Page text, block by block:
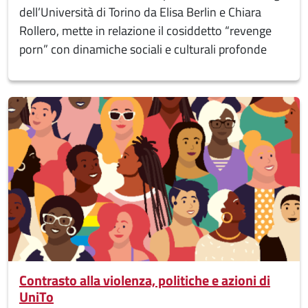
dell’Università di Torino da Elisa Berlin e Chiara
Rollero, mette in relazione il cosiddetto “revenge
porn” con dinamiche sociali e culturali profonde
Contrasto alla violenza, politiche e azioni di
UniTo